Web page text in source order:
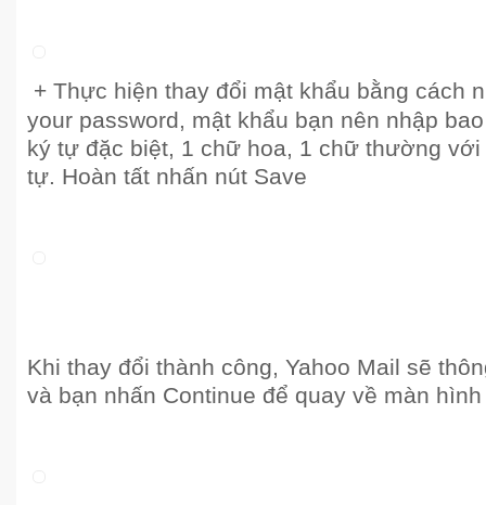
+ Thực hiện thay đổi mật khẩu bằng cách
your password, mật khẩu bạn nên nhập
ký tự đặc biệt, 1 chữ hoa, 1 chữ thường
tự. Hoàn tất nhấn nút Save
Khi thay đổi thành công, Yahoo Mail sẽ
và bạn nhấn Continue để quay về màn